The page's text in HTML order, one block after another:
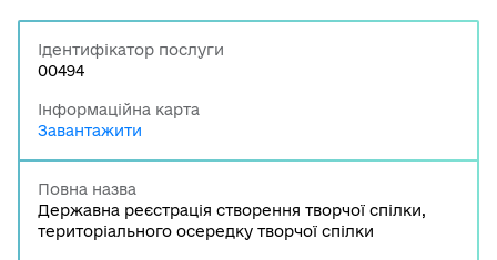
Ідентифікатор послуги
00494
Інформаційна карта
Завантажити
Повна назва
Державна реєстрація створення творчої спілки,
територіального осередку творчої спілки